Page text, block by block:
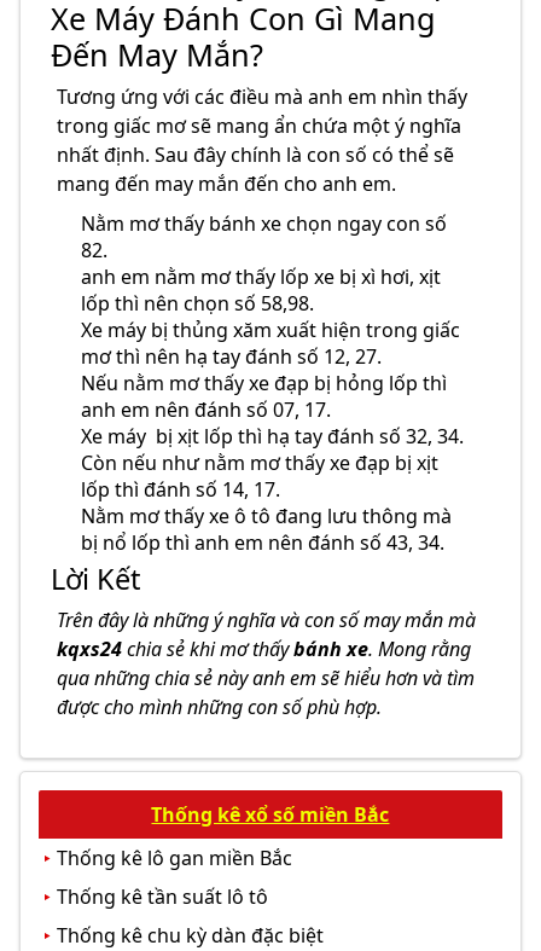
Xe Máy Đánh Con Gì Mang
Đến May Mắn?
Tương ứng với các điều mà anh em nhìn thấy
trong giấc mơ sẽ mang ẩn chứa một ý nghĩa
nhất định. Sau đây chính là con số có thể sẽ
mang đến may mắn đến cho anh em.
Nằm mơ thấy bánh xe chọn ngay con số
82.
anh em nằm mơ thấy lốp xe bị xì hơi, xịt
lốp thì nên chọn số 58,98.
Xe máy bị thủng xăm xuất hiện trong giấc
mơ thì nên hạ tay đánh số 12, 27.
Nếu nằm mơ thấy xe đạp bị hỏng lốp thì
anh em nên đánh số 07, 17.
Xe máy bị xịt lốp thì hạ tay đánh số 32, 34.
Còn nếu như nằm mơ thấy xe đạp bị xịt
lốp thì đánh số 14, 17.
Nằm mơ thấy xe ô tô đang lưu thông mà
bị nổ lốp thì anh em nên đánh số 43, 34.
Lời Kết
Trên đây là những ý nghĩa và con số may mắn mà
kqxs24chia sẻ khi mơ thấybánh xe. Mong rằng
qua những chia sẻ này anh em sẽ hiểu hơn và tìm
được cho mình những con số phù hợp.
Thống kê xổ số miền Bắc
Thống kê lô gan miền Bắc
Thống kê tần suất lô tô
Thống kê chu kỳ dàn đặc biệt